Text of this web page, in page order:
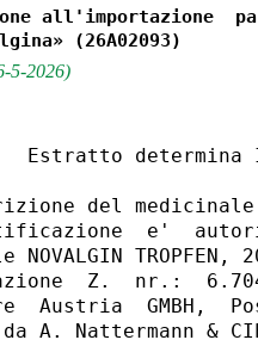
all'importazione
5-2026)
Estratto determina
del
e'
NOVALGIN
Z.  nr.:
Austria  GMBH,
A. Nattermann &